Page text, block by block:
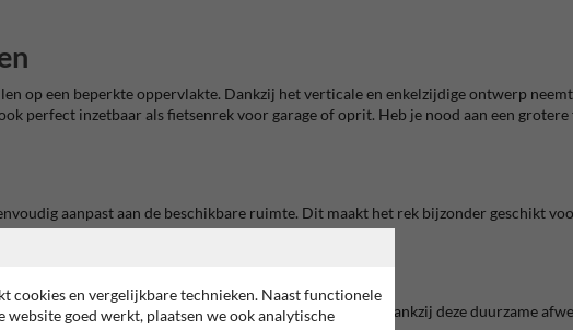
op een beperkte oppervlakte. Dankzij het verticale en enkelzijdige ontwerp
perfect inzetbaar als fietsenrek voor garage of oprit. Heb je nood aan een
aanpast aan de beschikbare ruimte. Dit maakt het rek bijzonder geschikt
boeten op comfort of veiligheid.
die bestand is tegen roest en weersinvloeden. Dankzij deze duurzame
cookies en vergelijkbare technieken. Naast functionele
website goed werkt, plaatsen we ook analytische